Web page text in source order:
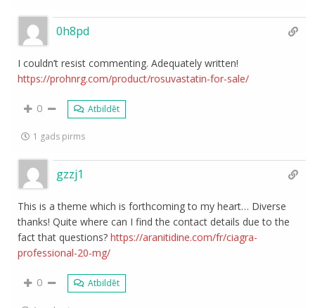
0h8pd
I couldn’t resist commenting. Adequately written!
https://prohnrg.com/product/rosuvastatin-for-sale/
0 Atbildēt
1 gads pirms
gzzj1
This is a theme which is forthcoming to my heart… Diverse
thanks! Quite where can I find the contact details due to the
fact that questions?https://aranitidine.com/fr/ciagra-
professional-20-mg/
0 Atbildēt